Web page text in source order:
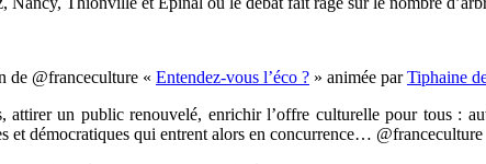
de @franceculture « Entendez-vous l’éco ? » animée parTiphaine
attirer un public renouvelé, enrichir l’offre culturelle pour tous :
et démocratiques qui entrent alors en concurrence… @franceculture